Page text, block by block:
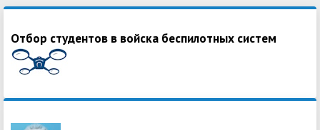
Отбор студентов в войска беспилотных систем